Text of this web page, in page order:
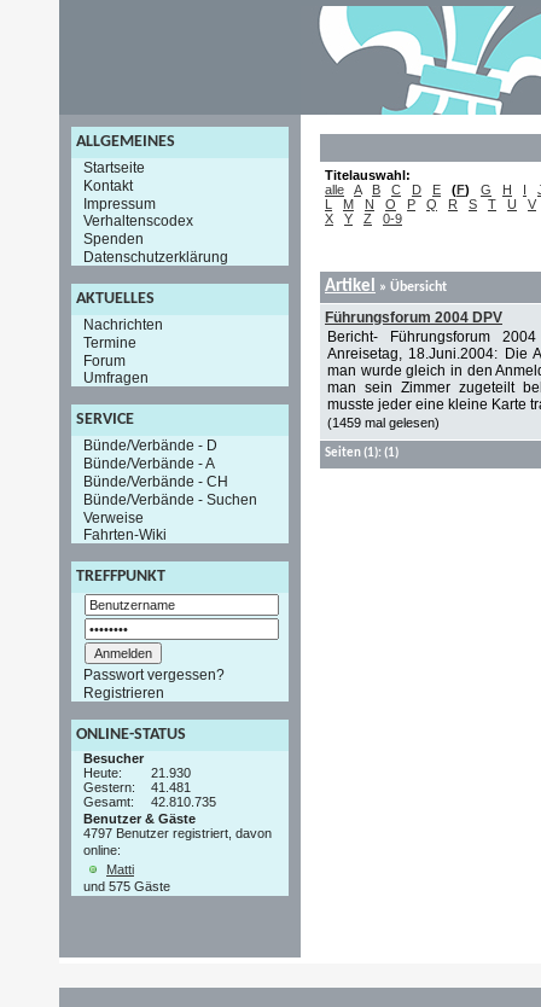
ALLGEMEINES
Startseite
Kontakt
Impressum
Verhaltenscodex
Spenden
Datenschutzerklärung
AKTUELLES
Nachrichten
Termine
Forum
Umfragen
SERVICE
Bünde/Verbände - D
Bünde/Verbände - A
Bünde/Verbände - CH
Bünde/Verbände - Suchen
Verweise
Fahrten-Wiki
TREFFPUNKT
Passwort vergessen?
Registrieren
ONLINE-STATUS
Besucher
Heute:
21.930
Gestern:
41.481
Gesamt:
42.810.735
Benutzer & Gäste
4797 Benutzer registriert, davon
online:
Matti
und 575 Gäste
Titelauswahl:
alle
A B C D E (F) G H I
L
M N O P Q R S T U
V
X
Y Z 0-9
Artikel » Übersicht
Führungsforum 2004 DPV
Bericht- Führungsforum
Anreisetag, 18.Juni.2004: Die
man wurde gleich in den
man sein Zimmer zugeteilt
musste jeder eine kleine Karte
(1459 mal gelesen)
Seiten(1): (1)